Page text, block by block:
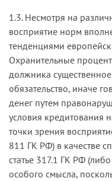
1.3. Несмотря на
восприятие норм
тенденциями
Охранительные
должника
обязательство, иначе
денег путем
условия кредитования
точки зрения
811 ГК РФ) в качестве
статье 317.1 ГК РФ
особого смысла,